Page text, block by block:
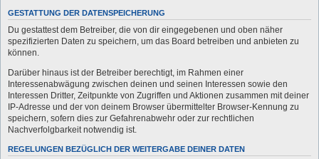
GESTATTUNG DER DATENSPEICHERUNG
Du gestattest dem Betreiber, die von dir eingegebenen und oben näher
spezifizierten Daten zu speichern, um das Board betreiben und anbieten zu
können.
Darüber hinaus ist der Betreiber berechtigt, im Rahmen einer
Interessenabwägung zwischen deinen und seinen Interessen sowie den
Interessen Dritter, Zeitpunkte von Zugriffen und Aktionen zusammen mit deiner
IP-Adresse und der von deinem Browser übermittelter Browser-Kennung zu
speichern, sofern dies zur Gefahrenabwehr oder zur rechtlichen
Nachverfolgbarkeit notwendig ist.
REGELUNGEN BEZÜGLICH DER WEITERGABE DEINER DATEN